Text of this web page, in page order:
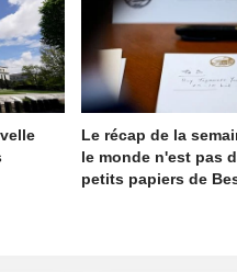
Le récap de la
le monde n'est pas
petits papiers de